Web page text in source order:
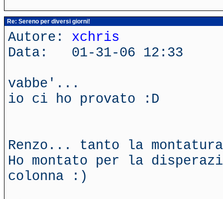
Re: Sereno per diversi giorni!
Autore: xchris
Data: 01-31-06 12:33
vabbe'...
io ci ho provato :D
Renzo... tanto la
Ho montato per la
colonna :)